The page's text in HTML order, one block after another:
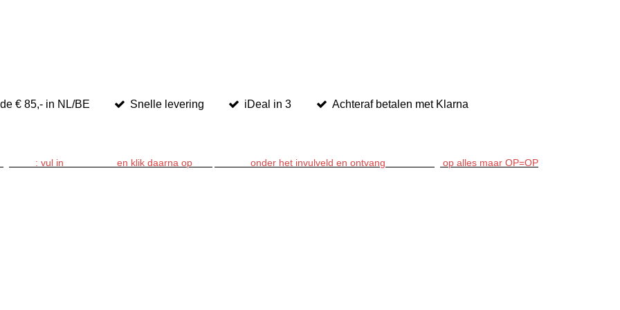
€ 85,- in NL/BE Snelle levering iDeal in 3 Achteraf betalen met Klarna
: vul in en klik daarna op onder het invulveld en ontvang op alles maar OP=OP